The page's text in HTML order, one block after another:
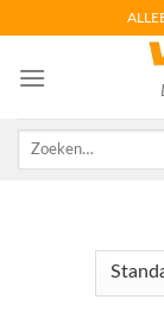
content
Zoeken